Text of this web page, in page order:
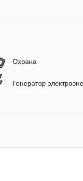
Охрана
Генератор